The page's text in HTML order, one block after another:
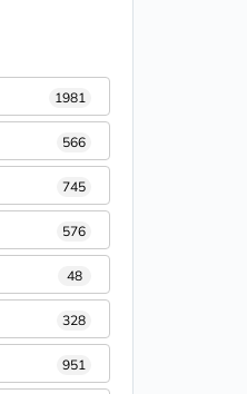
1981
566
745
576
48
328
951